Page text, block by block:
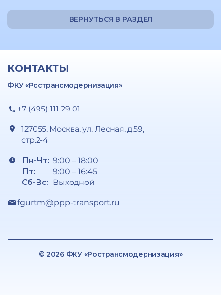
ВЕРНУТЬСЯ В РАЗДЕЛ
КОНТАКТЫ
ФКУ «Ространсмодернизация»
+7 (495) 111 29 01
127055, Москва, ул. Лесная, д.59,
стр.2-4
Пн-Чт:
Пт:
Сб-Вс:
9:00 – 18:00
9:00 – 16:45
Выходной
fgurtm@ppp-transport.ru
© 2026 ФКУ «Ространсмодернизация»